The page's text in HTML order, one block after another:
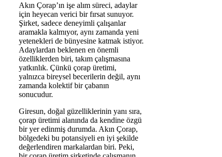
Akın Çorap’ın işe alım süreci, adaylar
için heyecan verici bir fırsat sunuyor.
Şirket, sadece deneyimli çalışanlar
aramakla kalmıyor, aynı zamanda yeni
yetenekleri de bünyesine katmak istiyor.
Adaylardan beklenen en önemli
özelliklerden biri, takım çalışmasına
yatkınlık. Çünkü çorap üretimi,
yalnızca bireysel becerilerin değil, aynı
zamanda kolektif bir çabanın
sonucudur.
Giresun, doğal güzelliklerinin yanı sıra,
çorap üretimi alanında da kendine özgü
bir yer edinmiş durumda. Akın Çorap,
bölgedeki bu potansiyeli en iyi şekilde
değerlendiren markalardan biri. Peki,